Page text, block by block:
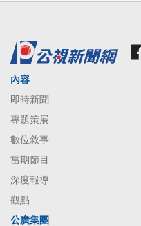
內容
即時新聞
專題策展
數位敘事
當期節目
深度報導
觀點
公廣集團